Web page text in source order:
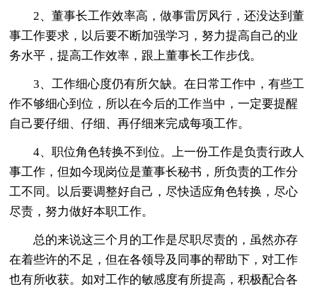
2、董事长工作效率高，做事雷厉风行，还没达到董
事工作要求，以后要不断加强学习，努力提高自己的业
务水平，提高工作效率，跟上董事长工作步伐。
3、工作细心度仍有所欠缺。在日常工作中，有些工
作不够细心到位，所以在今后的工作当中，一定要提醒
自己要仔细、仔细、再仔细来完成每项工作。
4、职位角色转换不到位。上一份工作是负责行政人
事工作，但如今现岗位是董事长秘书，所负责的工作分
工不同。以后要调整好自己，尽快适应角色转换，尽心
尽责，努力做好本职工作。
总的来说这三个月的工作是尽职尽责的，虽然亦存
在着些许的不足，但在各领导及同事的帮助下，对工作
也有所收获。如对工作的敏感度有所提高，积极配合各